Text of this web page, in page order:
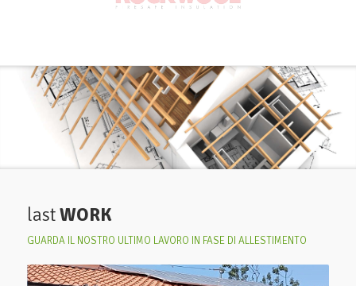
lastWORK
GUARDA IL NOSTRO ULTIMO LAVORO IN FASE DI ALLESTIMENTO